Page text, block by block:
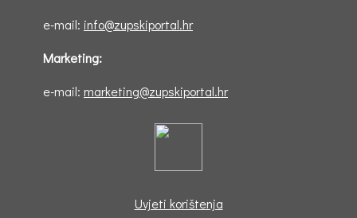
e-mail: info@zupskiportal.hr
Marketing:
e-mail: marketing@zupskiportal.hr
Uvjeti korištenja